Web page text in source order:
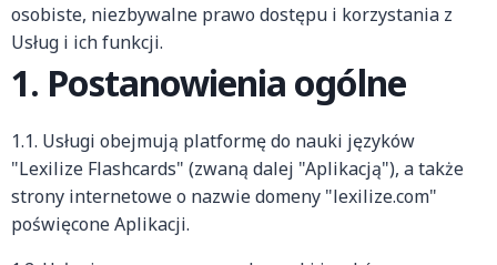
osobiste, niezbywalne prawo dostępu i korzystania z
Usług i ich funkcji.
1. Postanowienia ogólne
1.1. Usługi obejmują platformę do nauki języków
"Lexilize Flashcards" (zwaną dalej "Aplikacją"), a także
strony internetowe o nazwie domeny "lexilize.com"
poświęcone Aplikacji.